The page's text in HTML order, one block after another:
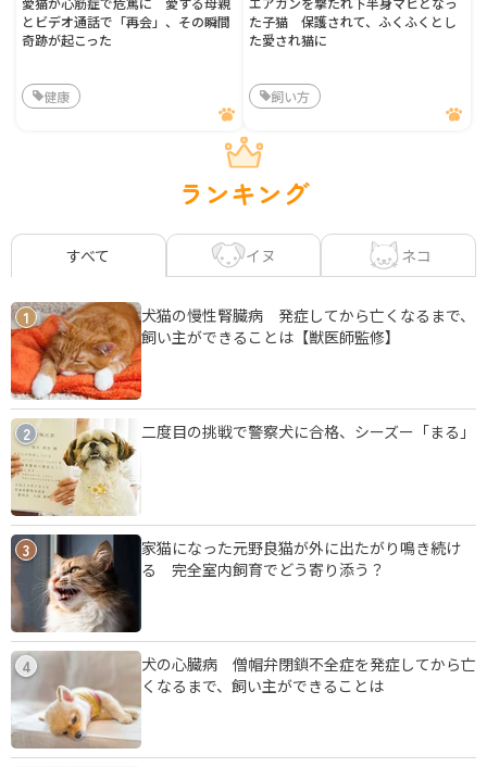
とビデオ通話で「再会」、その瞬間
奇跡が起こった
健康
た子猫 保護されて、ふくふくとし
た愛され猫に
飼い方
ランキング
すべて イヌ ネコ
1
犬猫の慢性腎臓病 発症してから亡くなるまで、
飼い主ができることは【獣医師監修】
2 二度目の挑戦で警察犬に合格、シーズー「まる」
3
家猫になった元野良猫が外に出たがり鳴き続け
る 完全室内飼育でどう寄り添う？
4
犬の心臓病 僧帽弁閉鎖不全症を発症してから亡
くなるまで、飼い主ができることは